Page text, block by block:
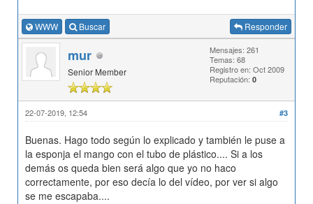
WWW Buscar Responder
mur
Senior Member
Mensajes: 261
Temas: 68
Registro en: Oct 2009
Reputación: 0
#3
22-07-2019, 12:54
Buenas. Hago todo según lo explicado y también le puse a
la esponja el mango con el tubo de plástico.... Si a los
demás os queda bien será algo que yo no haco
correctamente, por eso decía lo del vídeo, por ver si algo
se me escapaba....